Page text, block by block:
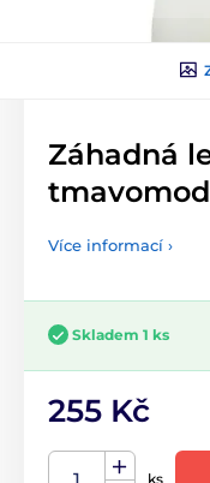
Záhadná
Více informací ›
Skladem 1 ks
255 Kč
ks